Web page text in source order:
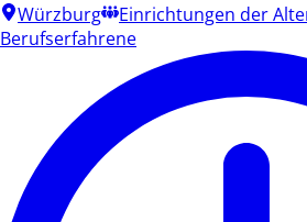
Würzburg
Einrichtungen der
Berufserfahrene